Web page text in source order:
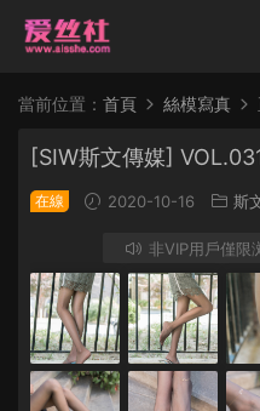
當前位置： 首頁 絲模寫真
[SIW斯文傳媒]
在線 2020-10-16 斯
非VIP用戶僅限